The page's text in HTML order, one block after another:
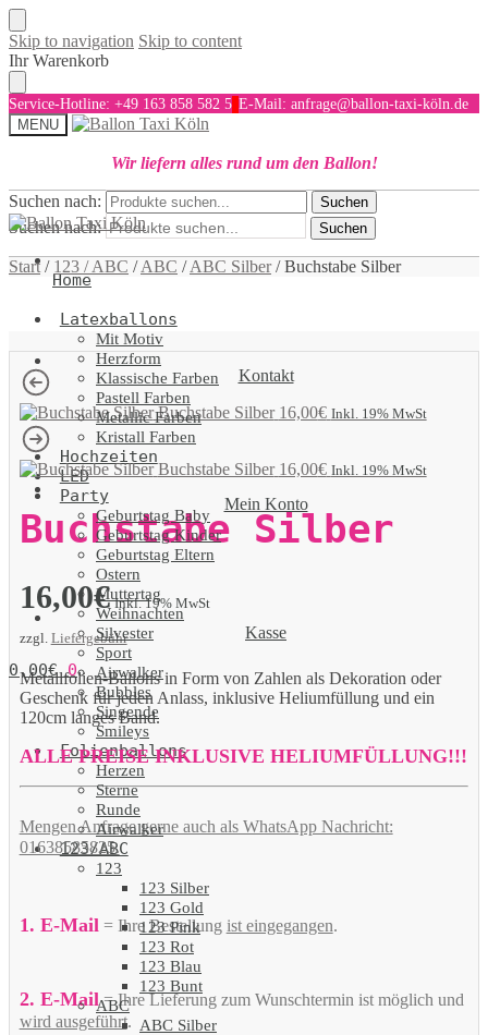
Skip to navigation Skip to content
Ihr Warenkorb
Service-Hotline: +49 163 858 582 5 E-Mail: anfrage@ballon-taxi-köln.de
MENU
Wir liefern alles rund um den Ballon!
Suchen nach: Suchen
Kontakt
Mein Konto
Kasse
0,00€ 0
Suchen nach: Suchen
Home
Latexballons
Mit Motiv
Herzform
Klassische Farben
Pastell Farben
Metallic Farben
Kristall Farben
Hochzeiten
LED
Party
Geburtstag Baby
Geburtstag Kinder
Geburtstag Eltern
Ostern
Muttertag
Weihnachten
Silvester
Sport
Airwalker
Bubbles
Singende
Smileys
Folienballons
Herzen
Sterne
Runde
Airwalker
123/ABC
123
123 Silber
123 Gold
123 Pink
123 Rot
123 Blau
123 Bunt
ABC
ABC Silber
Start / 123 / ABC /ABC /ABC Silber/Buchstabe Silber
Buchstabe Silber 16,00€ Inkl. 19% MwSt
Buchstabe Silber 16,00€ Inkl. 19% MwSt
Buchstabe Silber
16,00€ Inkl. 19% MwSt
zzgl. Liefergebühr
Metallfolien-Ballons in Form von Zahlen als Dekoration oder
Geschenk für jeden Anlass, inklusive Heliumfüllung und ein
120cm langes Band.
ALLE PREISE INKLUSIVE HELIUMFÜLLUNG!!!
Mengen Anfrage gerne auch als WhatsApp Nachricht:
01638585825.
1. E-Mail = Ihre Bestellung ist eingegangen.
2. E-Mail= Ihre Lieferung zum Wunschtermin ist möglich und
wird ausgeführt.